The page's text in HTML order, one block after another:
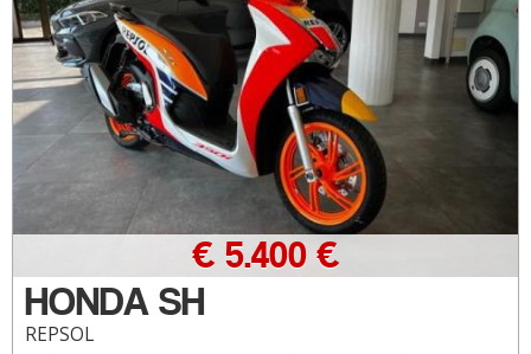
HONDA SH
REPSOL
€ 5.400 €